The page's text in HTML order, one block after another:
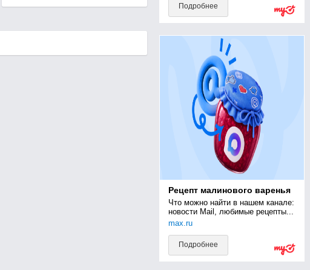
Подробнее
Рецепт малинового варенья
Что можно найти в нашем канале:
новости Mail, любимые рецепты...
max.ru
Подробнее